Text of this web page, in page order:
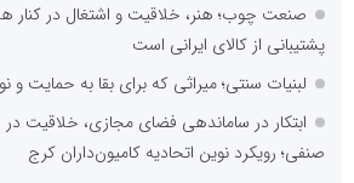
صنعت چوب؛ هنر، خلاقیت و اشتغال در کنار
پشتیبانی از کالای ایرانی است
لبنیات سنتی؛ میراثی که برای بقا به حمایت و
ابتکار در ساماندهی فضای مجازی، خلاقیت
صنفی؛ رویکرد نوین اتحادیه کامیون‌داران کرج